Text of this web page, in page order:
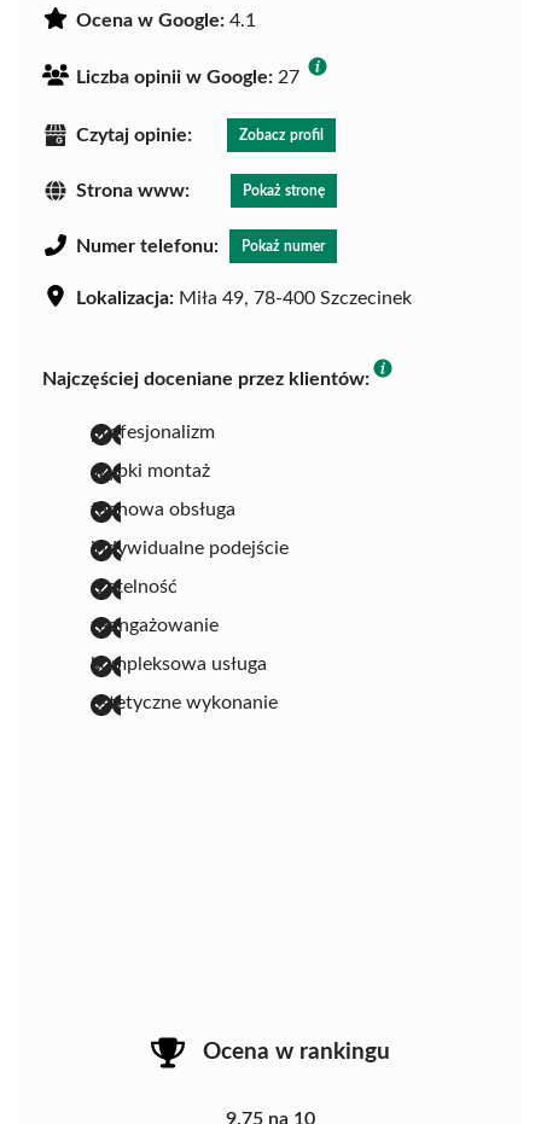
Ocena w Google: 4.1
Liczba opinii w Google: 27
Czytaj opinie: Zobacz profil
Strona www: Pokaż stronę
Numer telefonu: Pokaż numer
Lokalizacja: Miła 49, 78-400 Szczecinek
Najczęściej doceniane przez klientów:
profesjonalizm
szybki montaż
fachowa obsługa
indywidualne podejście
rzetelność
zaangażowanie
kompleksowa usługa
estetyczne wykonanie
Ocena w rankingu
9.75 na 10